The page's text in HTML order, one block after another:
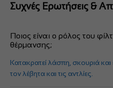
Συχνές Ερωτήσεις &
Ποιος είναι ο ρόλος του
θέρμανσης;
Κατακρατεί λάσπη, σκουριά και
τον λέβητα και τις αντλίες.